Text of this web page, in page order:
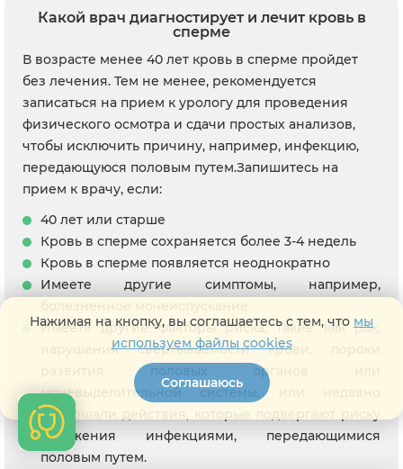
Какой врач диагностирует и лечит кровь в
сперме
В возрасте менее 40 лет кровь в сперме пройдет
без лечения. Тем не менее, рекомендуется
записаться на прием к урологу для проведения
физического осмотра и сдачи простых анализов,
чтобы исключить причину, например, инфекцию,
передающуюся половым путем.Запишитесь на
прием к врачу, если:
40 лет или старше
Кровь в сперме сохраняется более 3-4 недель
Кровь в сперме появляется неоднократно
Имеете другие симптомы, например,
Имеете другие факторы риска, такие как рак,
нарушения свертываемости крови, пороки
развития половых органов или
мочевыделительной системы, или недавно
совершали действия, которые подвергают риску
заражения инфекциями, передающимися
половым путем.
Нажимая на кнопку, вы соглашаетесь с тем, что мы
используем файлы cookies
Соглашаюсь